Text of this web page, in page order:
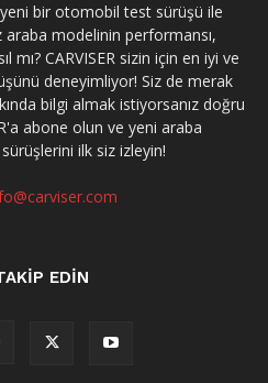
yeni bir otomobil test sürüşü ile
araba modelinin performansı,
CARVISER sizin için en iyi ve
deneyimliyor! Siz de merak
bilgi almak istiyorsanız doğru
abone olun ve yeni araba
ilk siz izleyin!
EDİN